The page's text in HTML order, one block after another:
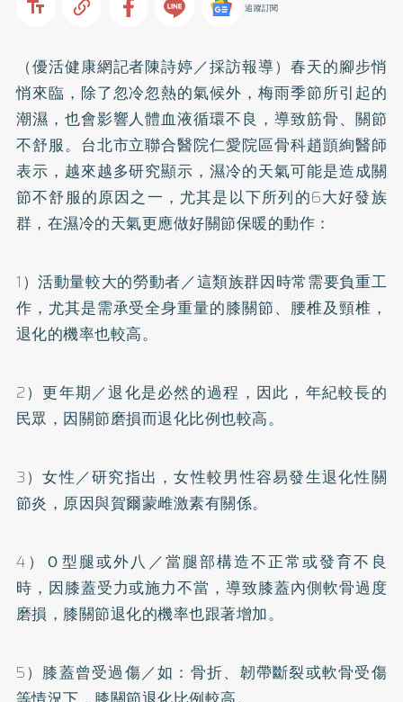
追蹤訂閱
（優活健康網記者陳詩婷／採訪報導）春天的腳步悄
悄來臨，除了忽冷忽熱的氣候外，梅雨季節所引起的
潮濕，也會影響人體血液循環不良，導致筋骨、關節
不舒服。台北市立聯合醫院仁愛院區骨科趙顗絢醫師
表示，越來越多研究顯示，濕冷的天氣可能是造成關
節不舒服的原因之一，尤其是以下所列的6大好發族
群，在濕冷的天氣更應做好關節保暖的動作：
1）活動量較大的勞動者／這類族群因時常需要負重工
作，尤其是需承受全身重量的膝關節、腰椎及頸椎，
退化的機率也較高。
2）更年期／退化是必然的過程，因此，年紀較長的
民眾，因關節磨損而退化比例也較高。
3）女性／研究指出，女性較男性容易發生退化性關
節炎 ，原因與賀爾蒙雌激素有關係。
4）Ｏ型腿或外八／當腿部構造不正常或發育不良
時，因膝蓋受力或施力不當，導致膝蓋內側軟骨過度
磨損，膝關節退化的機率也跟著增加。
5）膝蓋曾受過傷／如：骨折、韌帶斷裂或軟骨受傷